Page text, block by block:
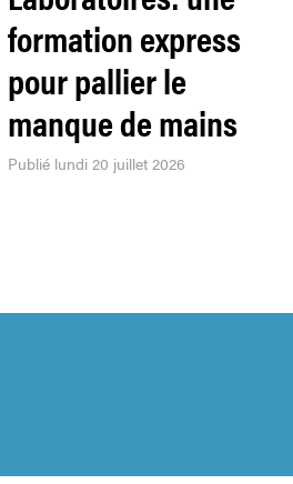
formation express
pour pallier le
manque de mains
Publié lundi 20 juillet 2026